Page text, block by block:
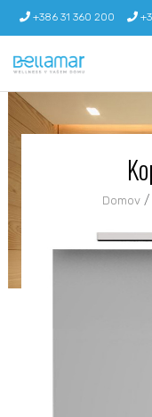
+386 31 360 200
Domov /